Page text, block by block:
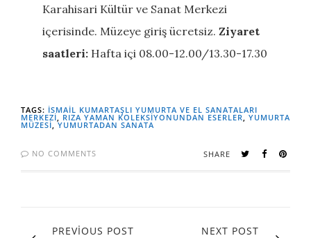
Karahisari Kültür ve Sanat Merkezi
içerisinde. Müzeye giriş ücretsiz.Ziyaret
saatleri: Hafta içi 08.00-12.00/13.30-17.30
TAGS: İSMAIL KUMARTAŞLI YUMURTA VE EL SANATALARI
MERKEZI RIZA YAMAN KOLEKSIYONUNDAN ESERLER YUMURTA
MÜZESI ,YUMURTADAN SANATA
NO COMMENTS SHARE
PREVIOUS POST NEXT POST